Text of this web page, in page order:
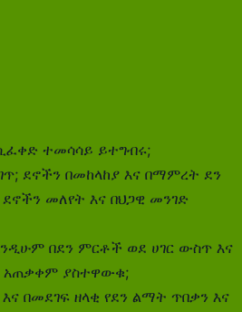
ተመሳሳይ ይተግብሩ;
ደኖችን በመከላከያ እና በማምረት ደን
መለየት እና በህጋዊ መንገድ
በደን ምርቶች ወደ ሀገር ውስጥ እና
​​አጠቃቀም ያስተዋውቁ;
በመደገፍ ዘላቂ የደን ልማት ጥበቃን እና